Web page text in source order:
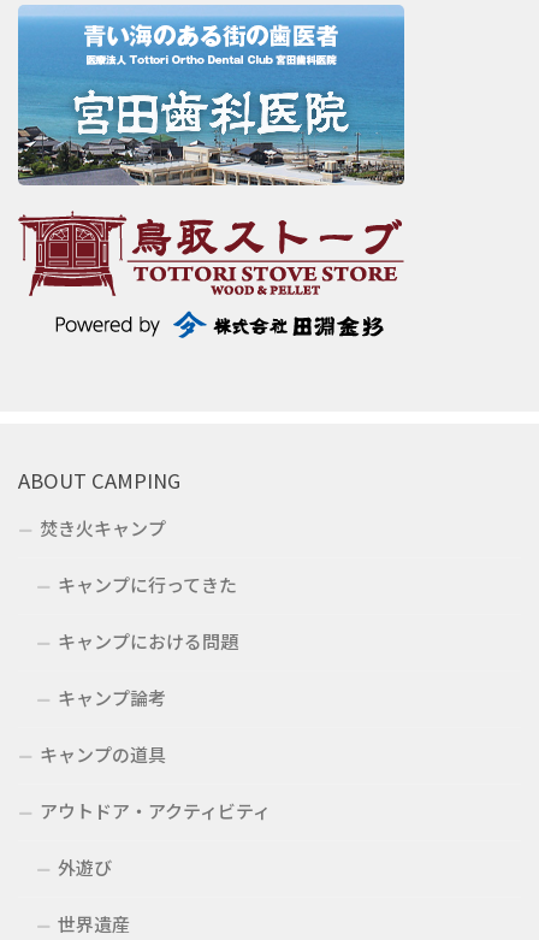
ABOUT CAMPING
焚き火キャンプ
キャンプに行ってきた
キャンプにおける問題
キャンプ論考
キャンプの道具
アウトドア・アクティビティ
外遊び
世界遺産